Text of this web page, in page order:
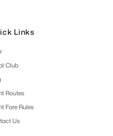
Links
Club
Routes
Fare Rules
Us